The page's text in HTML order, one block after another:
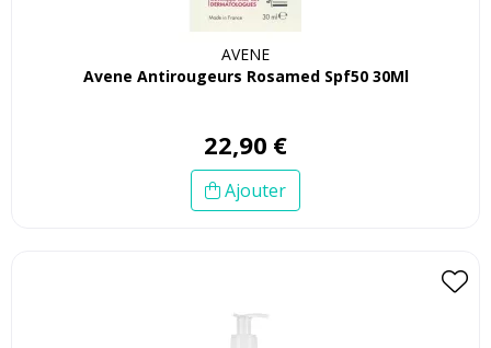
AVENE
Avene Antirougeurs Rosamed Spf50 30Ml
22,90 €
Ajouter